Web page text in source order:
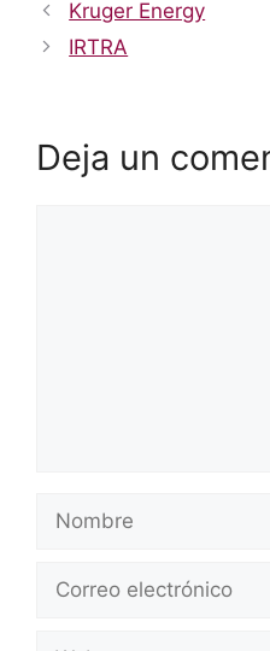
Kruger Energy
IRTRA
Deja un
electrónico